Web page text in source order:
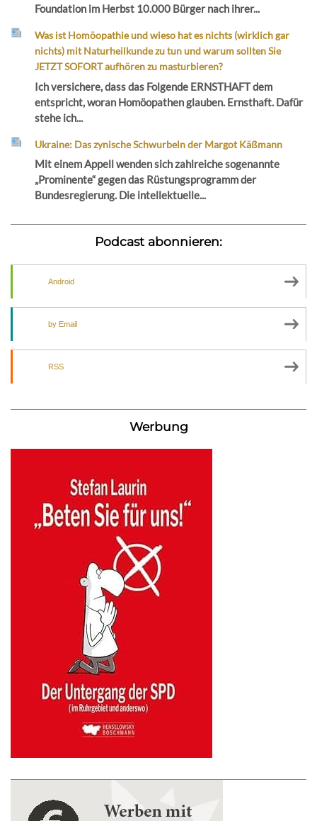
Foundation im Herbst 10.000 Bürger nach ihrer...
Was ist Homöopathie und wieso hat es nichts (wirklich gar
nichts) mit Naturheilkunde zu tun und warum sollten Sie
JETZT SOFORT aufhören zu masturbieren?
Ich versichere, dass das Folgende ERNSTHAFT dem
entspricht, woran Homöopathen glauben. Ernsthaft. Dafür
stehe ich...
Ukraine: Das zynische Schwurbeln der Margot Käßmann
Mit einem Appell wenden sich zahlreiche sogenannte
„Prominente“ gegen das Rüstungsprogramm der
Bundesregierung. Die intellektuelle...
Podcast abonnieren:
Android
by Email
RSS
Werbung